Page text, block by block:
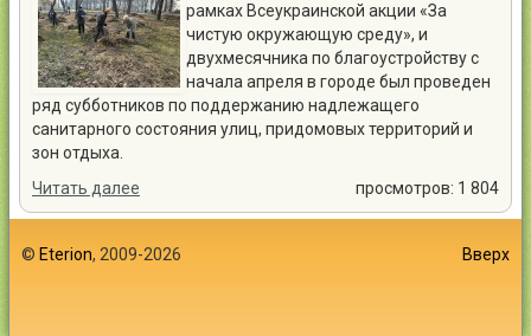
рамках Всеукраинской акции «За
чистую окружающую среду», и
двухмесячника по благоустройству с
начала апреля в городе был проведен
ряд субботников по поддержанию надлежащего
санитарного состояния улиц, придомовых территорий и
зон отдыха.
Читать далее
просмотров: 1 804
© Eterion, 2009-2026 Вверх